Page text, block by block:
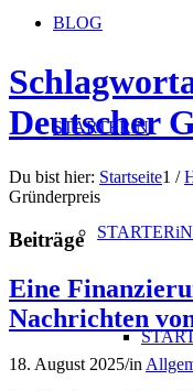
BLOG
STARTERiN
Deutscher
Du bist hier: Startseite1 /
Gründerpreis
Beiträge
Eine
Nachrichten
18. August 2025/in